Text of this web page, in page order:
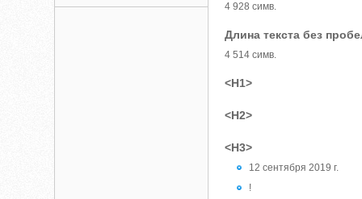
4 928 симв.
Длина текста без
4 514 симв.
<H1>
<H2>
<H3>
12 сентября 2019 г.
!